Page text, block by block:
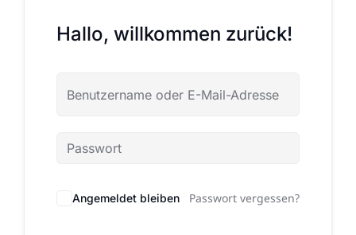
Hallo, willkommen zurück!
Angemeldet bleiben Passwort vergessen?